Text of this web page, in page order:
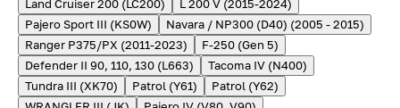
Land Cruiser 200 (LC200)
L 200 V (2015-2024)
Pajero Sport III (KS0W)
Navara / NP300 (D40) (2005 - 2015)
Ranger P375/PX (2011-2023)
F-250 (Gen 5)
Defender II 90, 110, 130 (L663)
Tacoma IV (N400)
Tundra III (XK70)
Patrol (Y61)
Patrol (Y62)